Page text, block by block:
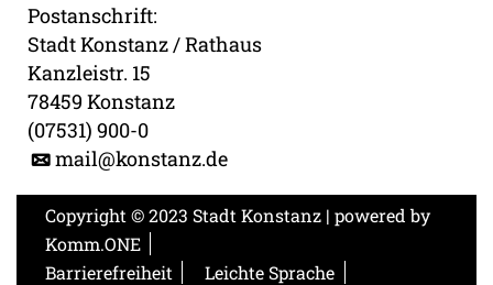
Postanschrift:
Stadt Konstanz / Rathaus
Kanzleistr. 15
78459 Konstanz
(07531) 900-0
mail@konstanz.de
Copyright © 2023 Stadt Konstanz | powered by
Komm.ONE
Barrierefreiheit
Leichte Sprache